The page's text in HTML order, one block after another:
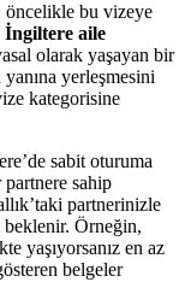
öncelikle bu vizeye
İngiltere aile
olarak yaşayan bir
yerleşmesini
kategorisine
sabit oturuma
sahip
partnerinizle
Örneğin,
yaşıyorsanız en az
belgeler